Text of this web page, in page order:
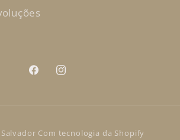
FacebookInstagram
Com tecnologia da Shopify